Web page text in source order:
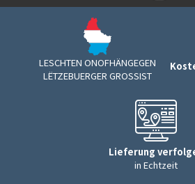
LESCHTEN ONOFHÄNGEGEN
LËTZEBUERGER GROSSIST
Lieferung
in Echtzeit